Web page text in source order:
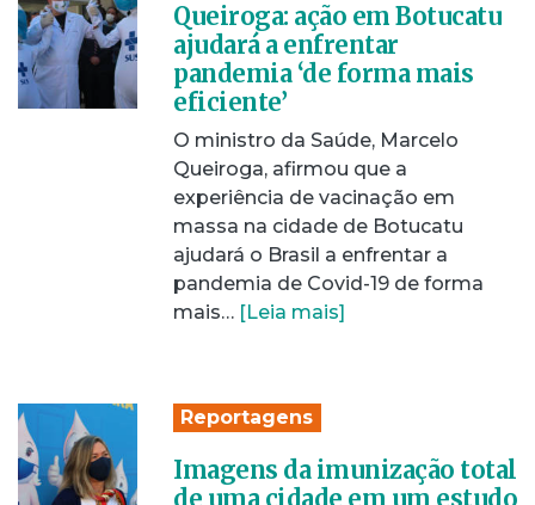
Queiroga: ação em Botucatu
ajudará a enfrentar
pandemia ‘de forma mais
eficiente’
O ministro da Saúde, Marcelo
Queiroga, afirmou que a
experiência de vacinação em
massa na cidade de Botucatu
ajudará o Brasil a enfrentar a
pandemia de Covid-19 de forma
mais… [Leia mais]
Reportagens
Imagens da imunização total
de uma cidade em um estudo